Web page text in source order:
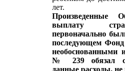
лет.
Произведенные
выплату
первоначально
последующем Фонд
необоснованными
№ 239 обязал
данные расходы, не